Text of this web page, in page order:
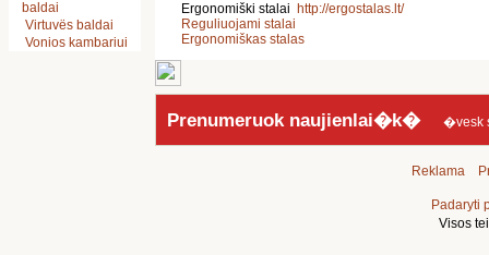
baldai
Virtuvës baldai
Vonios kambariui
Ergonomiški stalai
http://ergostalas.lt/
Reguliuojami stalai
Ergonomiškas stalas
Prenumeruok naujienlai�k��vesk
Reklama
Padaryti
Visos